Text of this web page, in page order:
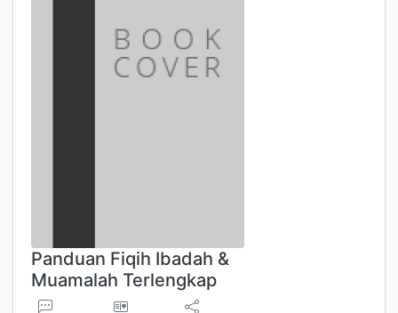
Panduan Fiqih Ibadah &
Muamalah Terlengkap